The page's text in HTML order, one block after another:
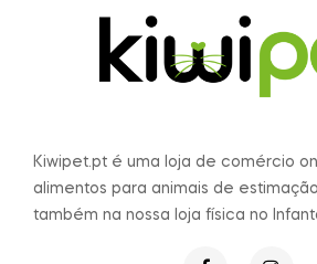
Kiwipet.pt é uma loja de comércio
alimentos para animais de
também na nossa loja física no